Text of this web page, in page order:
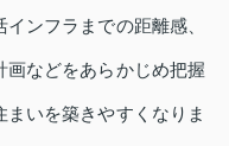
ンフラまでの距離感、
画などをあらかじめ把握
いを築きやすくなりま